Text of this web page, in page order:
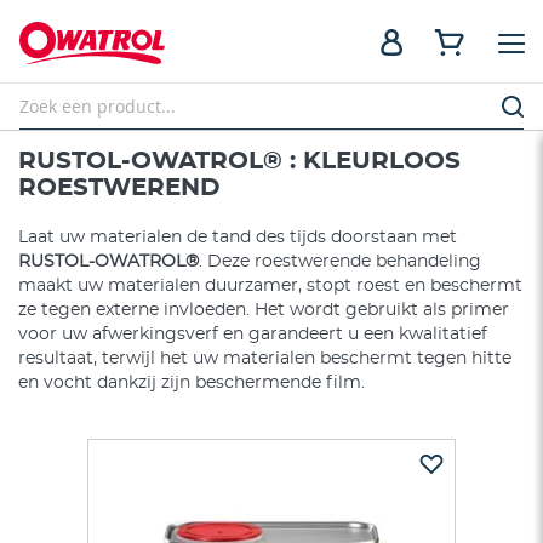
RUSTOL-OWATROL® : KLEURLOOS
ROESTWEREND
Laat uw materialen de tand des tijds doorstaan met
RUSTOL-OWATROL®. Deze roestwerende behandeling
maakt uw materialen duurzamer, stopt roest en beschermt
ze tegen externe invloeden. Het wordt gebruikt als primer
voor uw afwerkingsverf en garandeert u een kwalitatief
resultaat, terwijl het uw materialen beschermt tegen hitte
en vocht dankzij zijn beschermende film.
einde